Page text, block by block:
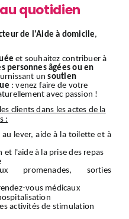
quotidien
de l'Aide à domicile,
et souhaitez contribuer à
personnes âgées ou en
unsoutien
: venez faire de votre
avec passion !
clients dans les actes de la
:
lever, aide à la toilette et à
et l'aide à la prise des repas
promenades, sorties
vous médicaux
activités de stimulation